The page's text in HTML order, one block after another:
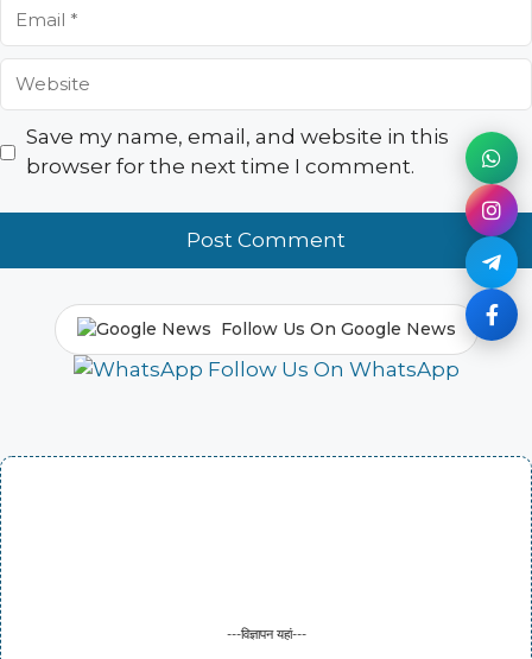
Email
Website
Save my name, email, and website in this
browser for the next time I comment.
Follow Us On Google News
Follow Us On WhatsApp
---विज्ञापन यहां---